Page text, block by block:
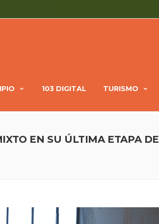
103 DIGITAL TURISMO
EN SU ÚLTIMA ETAPA DE